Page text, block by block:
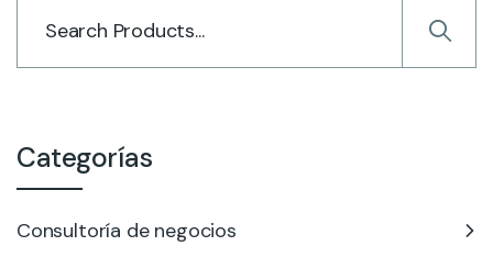
Categorías
Consultoría de negocios